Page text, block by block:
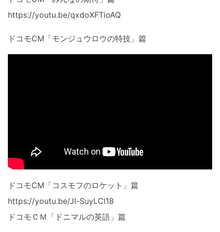
https://youtu.be/qxdoXFTioAQ
ドコモCM「モンジュウロウの特技」篇
ドコモCM「コスモフのロケット」篇
https://youtu.be/JI-SuyLCl18
ドコモＣＭ「ドニマルの英語」篇